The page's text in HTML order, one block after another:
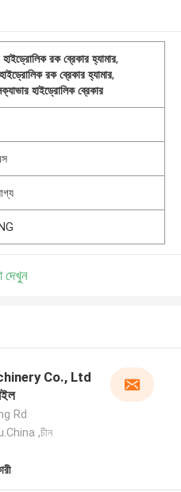
হাইড্রোলিক রক ব্রেকার হ্যামার,
রক ব্রেকার হ্যামার,
হাইড্রোলিক ব্রেকার
Co., Ltd
Rd
,চীন